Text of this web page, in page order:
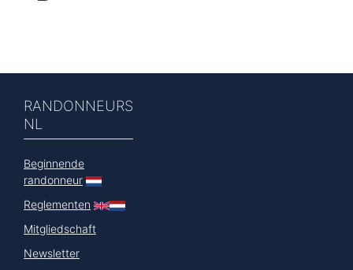
RANDONNEURS
NL
Beginnende
randonneur
Reglementen
Mitgliedschaft
Newsletter